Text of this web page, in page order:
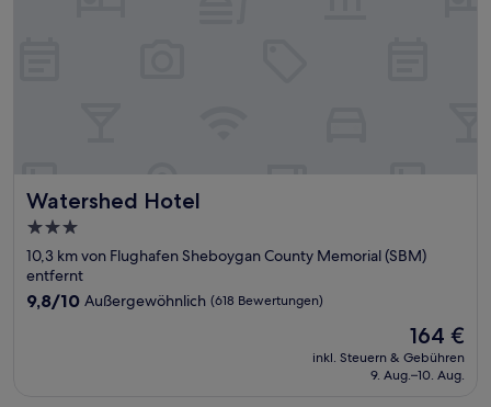
Watershed Hotel
Watershed Hotel
3.0-
Sterne-
Unterkunft
10,3 km von Flughafen Sheboygan County Memorial (SBM)
entfernt
9.8
9,8/10 Außergewöhnlich (618 Bewertungen)
Der
Preis
beträgt
164 €
inkl. Steuern & Gebühren
9. Aug.–10. Aug.